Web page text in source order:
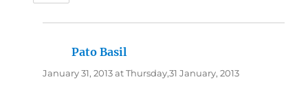
Pato Basil
January 31, 2013 at Thursday,31 January, 2013